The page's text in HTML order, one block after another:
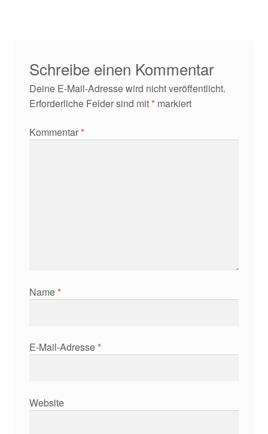
Schreibe einen Kommentar
Deine E-Mail-Adresse wird nicht veröffentlicht.
Erforderliche Felder sind mit*markiert
Kommentar*
Name*
E-Mail-Adresse*
Website